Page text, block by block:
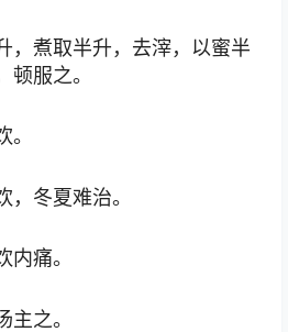
，煮取半升，去滓，以蜜半
服之。
，冬夏难治。
内痛。
之。